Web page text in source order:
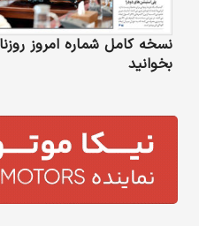
نسخه کامل شماره امروز
بخوانید